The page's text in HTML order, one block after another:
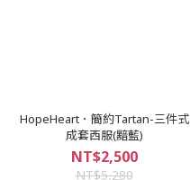
HopeHeart．簡約Tartan-三件式
成套西服(黯藍)
NT$2,500
NT$5,280